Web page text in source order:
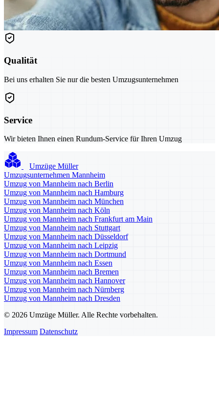
Qualität
Bei uns erhalten Sie nur die besten Umzugsunternehmen
Service
Wir bieten Ihnen einen Rundum-Service für Ihren Umzug
Umzüge Müller
Umzugsunternehmen Mannheim
Umzug von Mannheim nach Berlin
Umzug von Mannheim nach Hamburg
Umzug von Mannheim nach München
Umzug von Mannheim nach Köln
Umzug von Mannheim nach Frankfurt am Main
Umzug von Mannheim nach Stuttgart
Umzug von Mannheim nach Düsseldorf
Umzug von Mannheim nach Leipzig
Umzug von Mannheim nach Dortmund
Umzug von Mannheim nach Essen
Umzug von Mannheim nach Bremen
Umzug von Mannheim nach Hannover
Umzug von Mannheim nach Nürnberg
Umzug von Mannheim nach Dresden
© 2026 Umzüge Müller. Alle Rechte vorbehalten.
Impressum Datenschutz